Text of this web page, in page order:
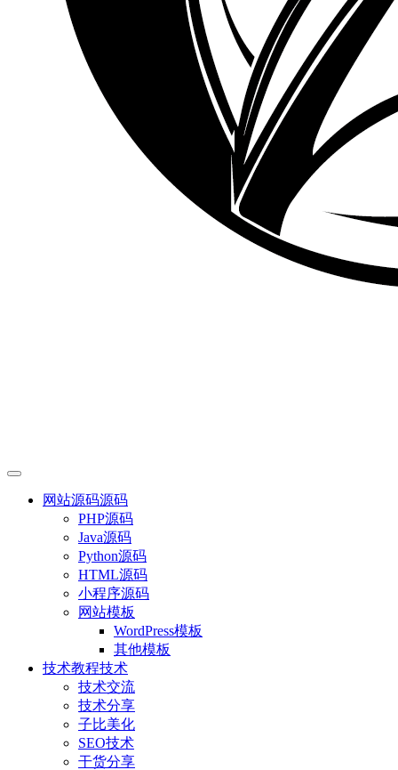
网站源码源码
PHP源码
Java源码
Python源码
HTML源码
小程序源码
网站模板
WordPress模板
其他模板
技术教程技术
技术交流
技术分享
子比美化
SEO技术
干货分享